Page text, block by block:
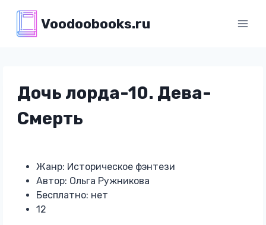
содержимому
Voodoobooks.ru
Дочь лорда-10. Дева-
Смерть
Жанр: Историческое фэнтези
Автор: Ольга Ружникова
Бесплатно: нет
12